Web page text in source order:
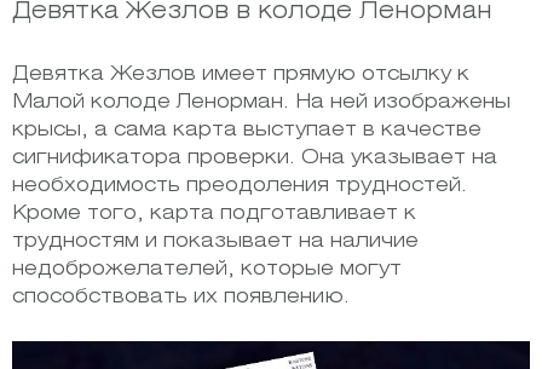
Девятка Жезлов в колоде Ленорман
Девятка Жезлов имеет прямую отсылку к
Малой колоде Ленорман. На ней изображены
крысы, а сама карта выступает в качестве
сигнификатора проверки. Она указывает на
необходимость преодоления трудностей.
Кроме того, карта подготавливает к
трудностям и показывает на наличие
недоброжелателей, которые могут
способствовать их появлению.